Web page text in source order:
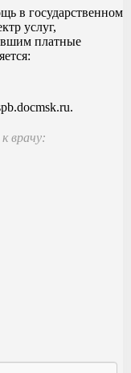
в государственном
услуг,
платные
врачу: